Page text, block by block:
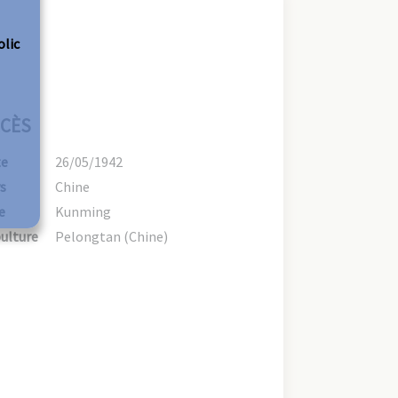
26/05/1942
Chine
Kunming
Pelongtan (Chine)